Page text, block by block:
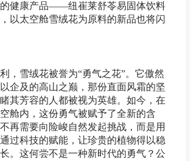
健康产品——纽崔莱舒苓易固体饮料
以太空舱雪绒花为原料的新品也将闪
，雪绒花被誉为“勇气之花”。它傲然
企及的高山之巅，那份直面风霜的坚
其芳容的人都被视为英雄。如今，在
舱内，这份勇气被赋予了全新的含
再需要向险峻自然发起挑战，而是用
过科技的赋能，让珍贵的植物得以稳
。这何尝不是一种新时代的勇气？公